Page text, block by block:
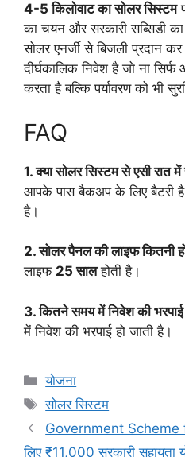
4-5 किलोवाट का सोलर सिस्टम
का चयन और सरकारी सब्सिडी
सोलर एनर्जी से बिजली प्रदान
दीर्घकालिक निवेश है जो ना
करता है बल्कि पर्यावरण को भी
FAQ
1. क्या सोलर सिस्टम से एसी रात
आपके पास बैकअप के लिए बैटरी है
है।
2. सोलर पैनल की लाइफ कितनी
लाइफ 25 सालहोती है।
3. कितने समय में निवेश की भरपाई
में निवेश की भरपाई हो जाती है।
Categories
योजना
Tags
सोलर सिस्टम
Government Scheme
लिए ₹11,000 सरकारी सहायता